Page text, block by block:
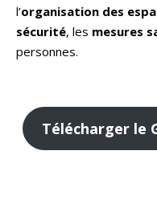
l’organisation des
sécurité, les mesures
personnes.
Télécharger le